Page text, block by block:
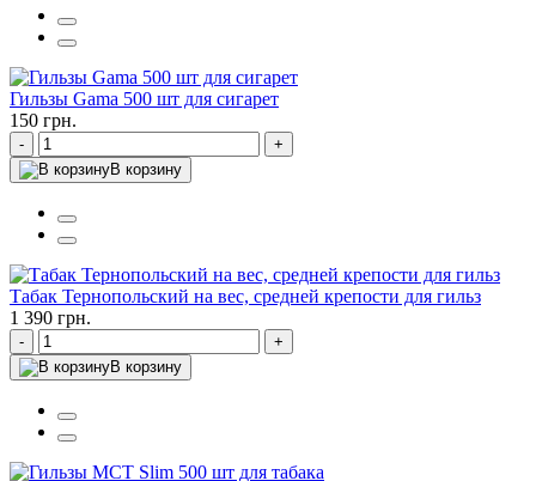
Гильзы Gama 500 шт для сигарет
150 грн.
-
+
В корзину
Табак Тернопольский на вес, средней крепости для гильз
1 390 грн.
-
+
В корзину